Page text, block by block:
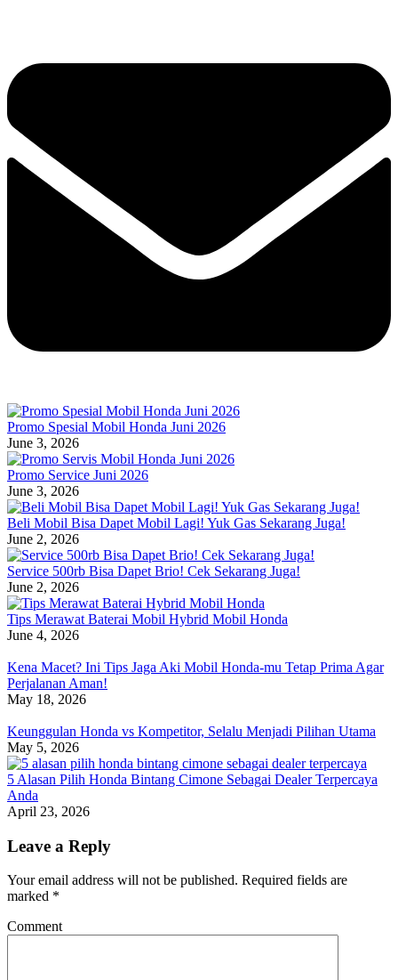
Promo Spesial Mobil Honda Juni 2026
June 3, 2026
Promo Service Juni 2026
June 3, 2026
Beli Mobil Bisa Dapet Mobil Lagi! Yuk Gas Sekarang Juga!
June 2, 2026
Service 500rb Bisa Dapet Brio! Cek Sekarang Juga!
June 2, 2026
Tips Merawat Baterai Mobil Hybrid Mobil Honda
June 4, 2026
Kena Macet? Ini Tips Jaga Aki Mobil Honda-mu Tetap Prima Agar
Perjalanan Aman!
May 18, 2026
Keunggulan Honda vs Kompetitor, Selalu Menjadi Pilihan Utama
May 5, 2026
5 Alasan Pilih Honda Bintang Cimone Sebagai Dealer Terpercaya
Anda
April 23, 2026
Leave a Reply
Your email address will not be published. Required fields are
marked *
Comment